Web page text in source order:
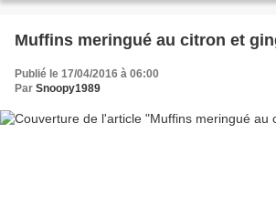
Muffins meringué au citron et
Publié le 17/04/2016 à 06:00
Par Snoopy1989